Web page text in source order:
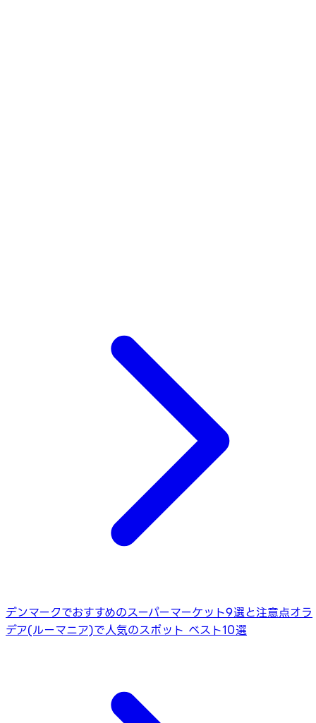
デンマークでおすすめのスーパーマーケット9選と注意点オラ
デア(ルーマニア)で人気のスポット ベスト10選